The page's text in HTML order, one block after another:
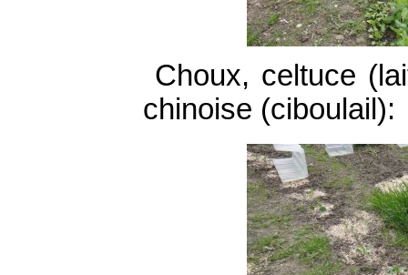
Choux, celtuce
chinoise (ciboulail):